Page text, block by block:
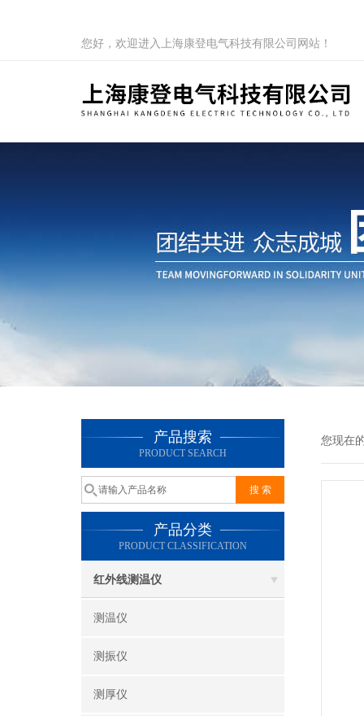
您好，欢迎进入上海康登电气科技有限公司网站！
产品搜索
PRODUCT SEARCH
产品分类
PRODUCT CLASSIFICATION
红外线测温仪
测温仪
测振仪
测厚仪
您现在